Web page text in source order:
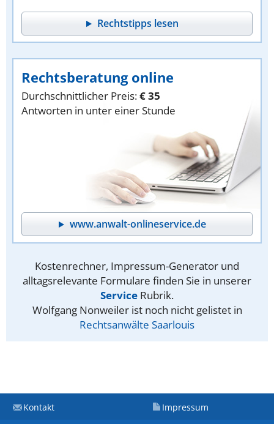
Rechtstipps lesen
Rechtsberatung online
Durchschnittlicher Preis:€ 35
Antworten in unter einer Stunde
www.anwalt-onlineservice.de
Kostenrechner, Impressum-Generator und
alltagsrelevante Formulare finden Sie in unserer
Service Rubrik.
Wolfgang Nonweiler ist noch nicht gelistet in
Rechtsanwälte Saarlouis
Kontakt Impressum